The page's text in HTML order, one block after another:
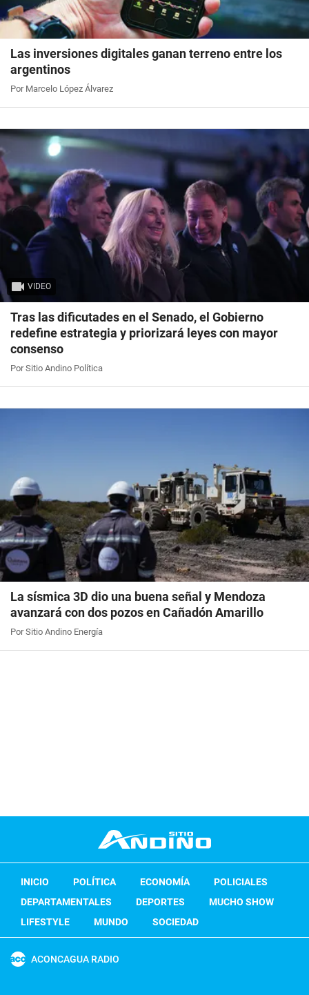
Las inversiones digitales ganan terreno entre los
argentinos
Por Marcelo López Álvarez
VIDEO
Tras las dificutades en el Senado, el Gobierno
redefine estrategia y priorizará leyes con mayor
consenso
Por Sitio Andino Política
La sísmica 3D dio una buena señal y Mendoza
avanzará con dos pozos en Cañadón Amarillo
Por Sitio Andino Energía
INICIO POLÍTICA ECONOMÍA
POLICIALES
DEPARTAMENTALES
DEPORTES
MUCHO SHOW
LIFESTYLE
MUNDO SOCIEDAD
ACONCAGUA RADIO